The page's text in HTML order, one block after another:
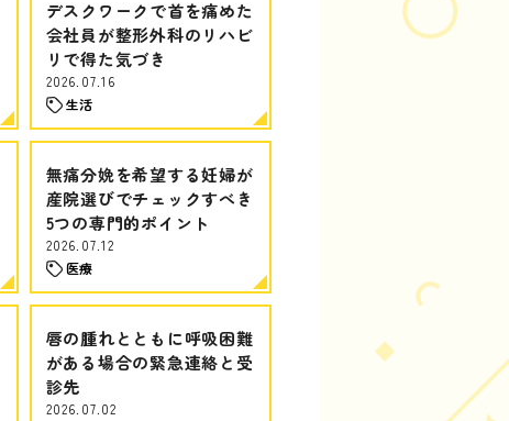
デスクワークで首を痛めた
会社員が整形外科のリハビ
リで得た気づき
2026.07.16
生活
無痛分娩を希望する妊婦が
産院選びでチェックすべき
5つの専門的ポイント
2026.07.12
医療
唇の腫れとともに呼吸困難
がある場合の緊急連絡と受
診先
2026.07.02